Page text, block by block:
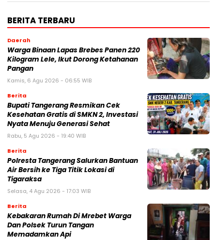
BERITA TERBARU
Daerah
Warga Binaan Lapas Brebes Panen 220
Kilogram Lele, Ikut Dorong Ketahanan
Pangan
Kamis, 6 Agu 2026 - 06:55 WIB
Berita
‎Bupati Tangerang Resmikan Cek
Kesehatan Gratis di SMKN 2, Investasi
Nyata Menuju Generasi Sehat
Rabu, 5 Agu 2026 - 19:40 WIB
Berita
Polresta Tangerang Salurkan Bantuan
Air Bersih ke Tiga Titik Lokasi di
Tigaraksa
Selasa, 4 Agu 2026 - 17:03 WIB
Berita
Kebakaran Rumah Di Mrebet Warga
Dan Polsek Turun Tangan
Memadamkan Api